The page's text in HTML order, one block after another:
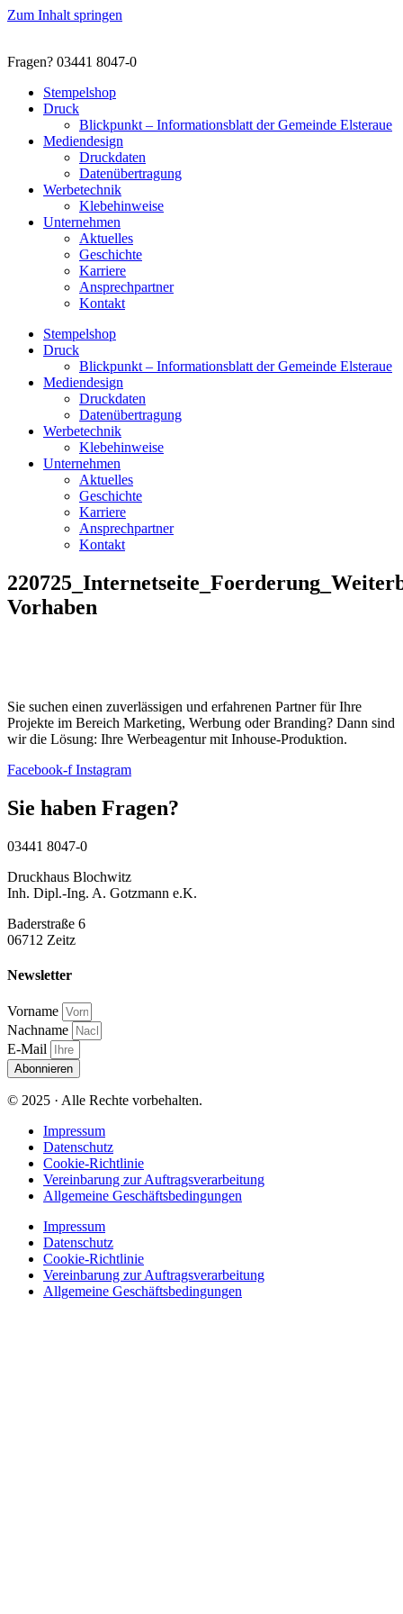
Zum Inhalt springen
Fragen? 03441 8047-0
Stempelshop
Druck
Blickpunkt – Informationsblatt der Gemeinde Elsteraue
Mediendesign
Druckdaten
Datenübertragung
Werbetechnik
Klebehinweise
Unternehmen
Aktuelles
Geschichte
Karriere
Ansprechpartner
Kontakt
Stempelshop
Druck
Blickpunkt – Informationsblatt der Gemeinde Elsteraue
Mediendesign
Druckdaten
Datenübertragung
Werbetechnik
Klebehinweise
Unternehmen
Aktuelles
Geschichte
Karriere
Ansprechpartner
Kontakt
Vorhaben
Sie suchen einen zuverlässigen und erfahrenen Partner für Ihre
Projekte im Bereich Marketing, Werbung oder Branding? Dann sind
wir die Lösung: Ihre Werbeagentur mit Inhouse-Produktion.
Facebook-f Instagram
Sie haben Fragen?
03441 8047-0
Druckhaus Blochwitz
Inh. Dipl.-Ing. A. Gotzmann e.K.
Baderstraße 6
06712 Zeitz
Newsletter
Vorname
Nachname
E-Mail
Abonnieren
© 2025 · Alle Rechte vorbehalten.
Impressum
Datenschutz
Cookie-Richtlinie
Vereinbarung zur Auftragsverarbeitung
Allgemeine Geschäftsbedingungen
Impressum
Datenschutz
Cookie-Richtlinie
Vereinbarung zur Auftragsverarbeitung
Allgemeine Geschäftsbedingungen